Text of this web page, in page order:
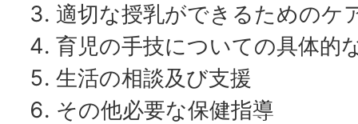
適切な授乳ができるためのケ
育児の手技についての具体的
生活の相談及び支援
その他必要な保健指導